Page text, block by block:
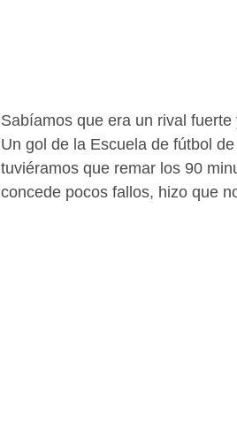
Sabíamos que era un rival
Un gol de la Escuela de fútbol
tuviéramos que remar los 90
concede pocos fallos, hizo que